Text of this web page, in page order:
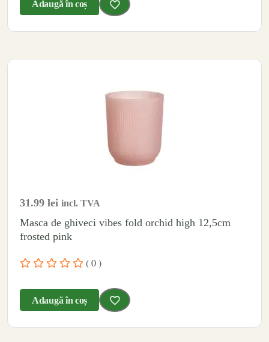
Adaugă în coș
31.99 lei incl. TVA
Masca de ghiveci vibes fold orchid high 12,5cm
frosted pink
( 0 )
Adaugă în coș